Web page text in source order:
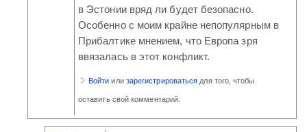
в Эстонии вряд ли будет безопасно.
Особенно с моим крайне непопулярным в
Прибалтике мнением, что Европа зря
ввязалась в этот конфликт.
Войти или зарегистрироваться для того, чтобы
оставить свой комментарий.